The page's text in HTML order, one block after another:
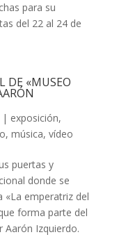
para su
del 22 al 24 de
DE «MUSEO
| exposición,
, música, vídeo
puertas y
donde se
«La emperatriz del
forma parte del
Aarón Izquierdo.